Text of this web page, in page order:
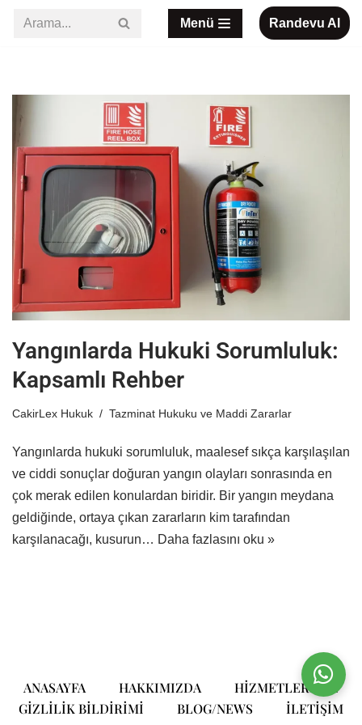
Menü Randevu Al
Yangınlarda Hukuki Sorumluluk:
Kapsamlı Rehber
CakirLex Hukuk Tazminat Hukuku ve Maddi Zararlar
Yangınlarda hukuki sorumluluk, maalesef sıkça karşılaşılan
ve ciddi sonuçlar doğuran yangın olayları sonrasında en
çok merak edilen konulardan biridir. Bir yangın meydana
geldiğinde, ortaya çıkan zararların kim tarafından
karşılanacağı, kusurun… Daha fazlasını oku »
ANASAYFA HAKKIMIZDA
HIZMETLERIMIZ
GIZLILIK BILDIRIMI
BLOG/NEWS ILETIŞIM